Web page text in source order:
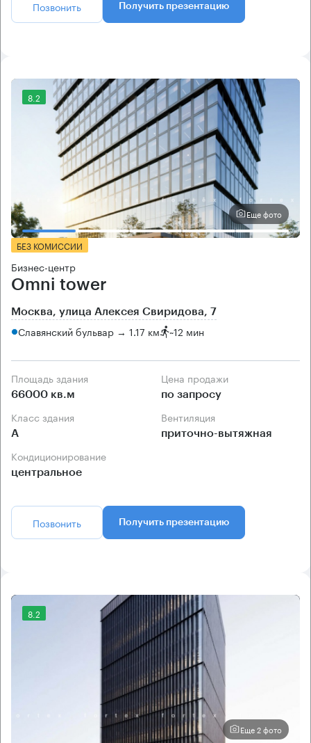
Позвонить Получить презентацию
8.2
Еще фото
БЕЗ КОМИССИИ
Бизнес-центр
Omni tower
Москва, улица Алексея Свиридова, 7
Славянский бульвар → 1.17 км ~12 мин
Площадь здания
66000 кв.м
Цена продажи
по запросу
Класс здания
А
Вентиляция
приточно-вытяжная
Кондиционирование
центральное
Позвонить Получить презентацию
8.2
Еще 2 фото